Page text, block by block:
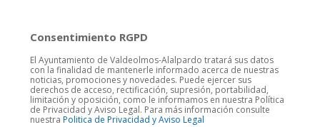
Consentimiento RGPD
El Ayuntamiento de Valdeolmos-Alalpardo tratará sus datos
con la finalidad de mantenerle informado acerca de nuestras
noticias, promociones y novedades. Puede ejercer sus
derechos de acceso, rectificación, supresión, portabilidad,
limitación y oposición, como le informamos en nuestra Política
de Privacidad y Aviso Legal. Para más información consulte
nuestra Politica de Privacidad y Aviso Legal